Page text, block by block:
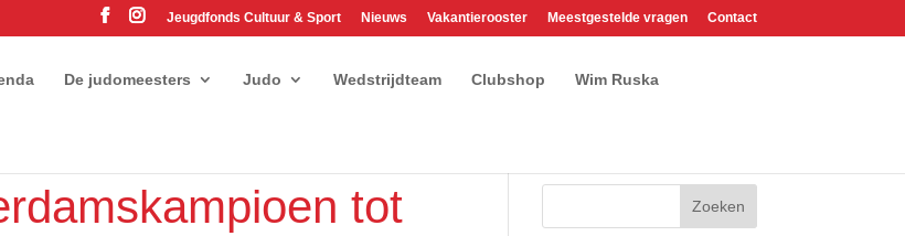
Jeugdfonds Cultuur & Sport Nieuws Vakantierooster Meestgestelde vragen Contact
De judomeesters Judo Wedstrijdteam Clubshop Wim Ruska
tot